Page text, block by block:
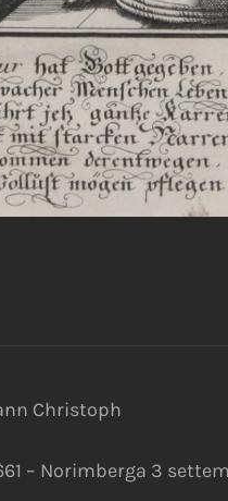
Christoph
– Norimberga 3